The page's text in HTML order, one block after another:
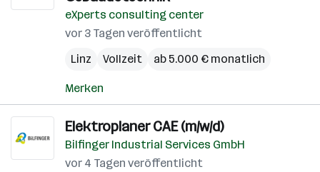
eXperts consulting center
vor 3 Tagen veröffentlicht
Linz
Vollzeit ab 5.000 € monatlich
Merken
Elektroplaner CAE (m/w/d)
Bilfinger Industrial Services GmbH
vor 4 Tagen veröffentlicht